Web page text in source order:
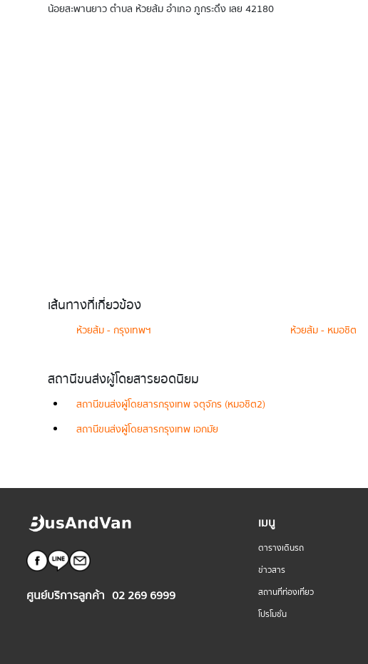
น้อยสะพานยาว ตำบล ห้วยส้ม อำเภอ ภูกระดึง เลย 42180
เส้นทางที่เกี่ยวข้อง
ห้วยส้ม - กรุงเทพฯ
ห้วยส้ม - หมอชิต
สถานีขนส่งผู้โดยสารยอดนิยม
สถานีขนส่งผู้โดยสารกรุงเทพ จตุจักร (หมอชิต2)
สถานีขนส่งผู้โดยสารกรุงเทพ เอกมัย
ศูนย์บริการลูกค้า 02 269 6999
เมนู
ตารางเดินรถ
ข่าวสาร
สถานที่ท่องเที่ยว
โปรโมชั่น